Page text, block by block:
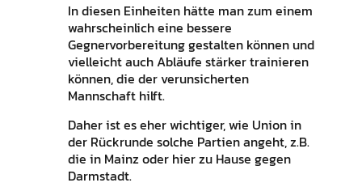
In diesen Einheiten hätte man zum einem
wahrscheinlich eine bessere
Gegnervorbereitung gestalten können und
vielleicht auch Abläufe stärker trainieren
können, die der verunsicherten
Mannschaft hilft.
Daher ist es eher wichtiger, wie Union in
der Rückrunde solche Partien angeht, z.B.
die in Mainz oder hier zu Hause gegen
Darmstadt.